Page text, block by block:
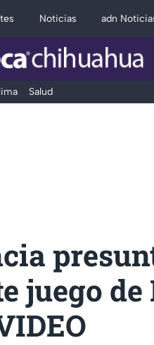
Noticias adn
Salud
juego de